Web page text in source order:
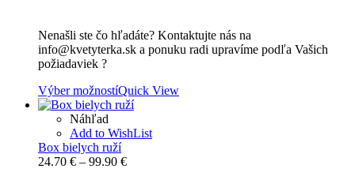
Nenašli ste čo hľadáte? Kontaktujte nás na
info@kvetyterka.sk a ponuku radi upravíme podľa Vašich
požiadaviek ?
Výber možnostíQuick View
Náhľad
Add to WishList
Box bielych ruží
24.70 € – 99.90 €Price